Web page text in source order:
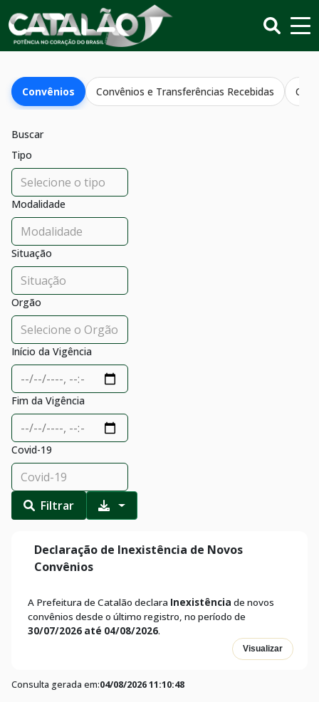
Convênios Convênios e Transferências Recebidas
Buscar
Tipo
Modalidade
Situação
Orgão
Início da Vigência
Fim da Vigência
Covid-19
Filtrar
Declaração de Inexistência de Novos
Convênios
A Prefeitura de Catalão declara Inexistência de novos
convênios desde o último registro, no período de
30/07/2026 até 04/08/2026.
Visualizar
Consulta gerada em:04/08/2026 11:10:48